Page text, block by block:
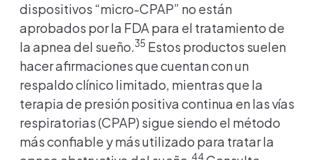
dispositivos “micro-CPAP” no están
aprobados por la FDA para el tratamiento de
la apnea del sueño.35 Estos productos suelen
hacer afirmaciones que cuentan con un
respaldo clínico limitado, mientras que la
terapia de presión positiva continua en las vías
respiratorias (CPAP) sigue siendo el método
más confiable y más utilizado para tratar la
44